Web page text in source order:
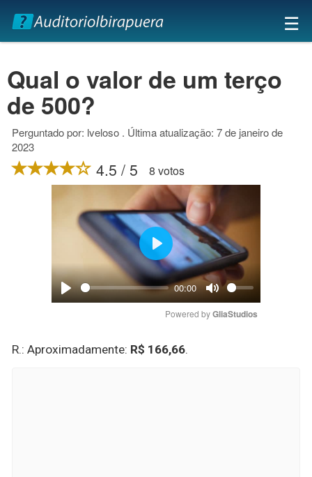
×
☰
Qual o valor de um terço
de 500?
Perguntado por: lveloso . Última atualização: 7 de janeiro de
2023
4.5 / 5 8 votos
Play
00:00
Mute
Play
Powered by GliaStudios
R.: Aproximadamente: R$ 166,66.